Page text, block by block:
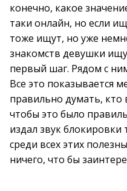
конечно, какое
таки онлайн, но если
тоже ищут, но уже
знакомств девушки
первый шаг. Рядом с
Все это показывается
правильно думать, кто
чтобы это было
издал звук
среди всех этих
ничего, что бы